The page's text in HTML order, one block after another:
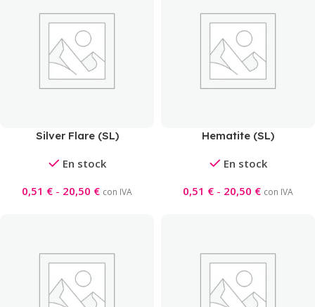
Silver Flare (SL)
En stock
0,51 € - 20,50 € con IVA
Hematite (SL)
En stock
0,51 € - 20,50 € con IVA